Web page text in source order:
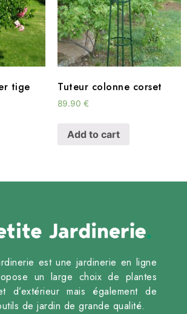
tige Tuteur colonne corset
89.90 €
Add to cart
est une jardinerie en ligne
un large choix de plantes
d’extérieur mais également de
de jardin de grande qualité.